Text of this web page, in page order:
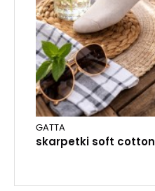
GATTA
skarpetki soft cotton